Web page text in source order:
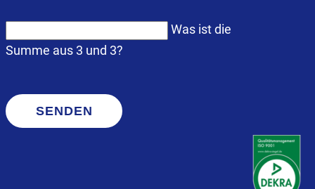
Was ist die
Summe aus 3 und 3?
SENDEN